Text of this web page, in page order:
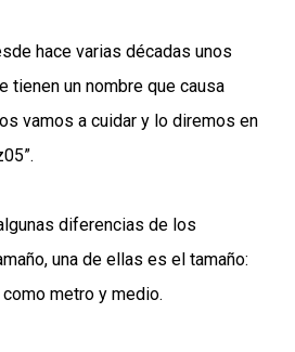
hace varias décadas unos
tienen un nombre que causa
vamos a cuidar y lo diremos en
diferencias de los
una de ellas es el tamaño:
metro y medio.